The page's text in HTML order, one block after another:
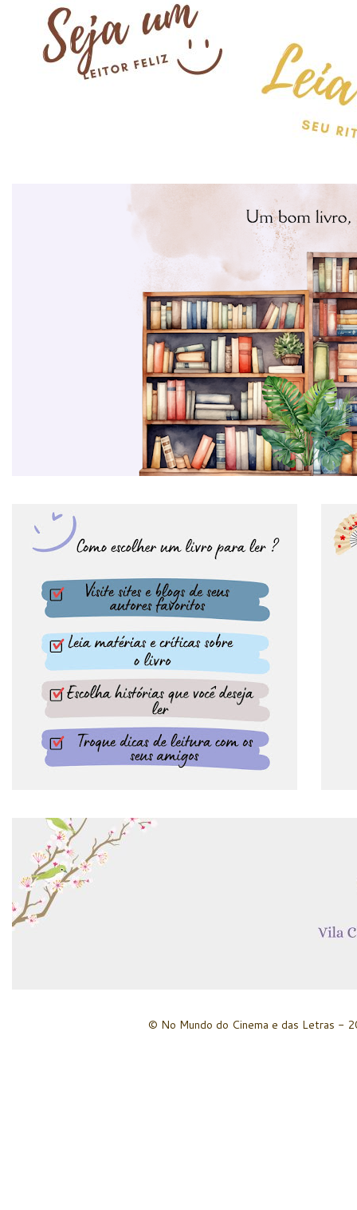
© No Mundo do Cinema e das Letras -